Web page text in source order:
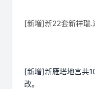
[新増]新22套新祥瑞.
[新增]新雁塔地宫共
改。